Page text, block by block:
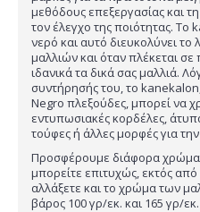
μεθόδους επεξεργασίας και
τον έλεγχο της ποιότητας. Το
νερό και αυτό διευκολύνει
μαλλιών και όταν πλέκεται
ιδανικά τα δικά σας μαλλιά.
συντήρησής του, το
Negro πλεξούδες, μπορεί να
εντυπωσιακές κορδέλες,
τούφες ή άλλες μορφές για
Προσφέρουμε διάφορα
μπορείτε επιτυχώς, εκτός
αλλάξετε και το χρώμα των
βάρος 100 γρ/εκ. και 165 γρ/εκ.